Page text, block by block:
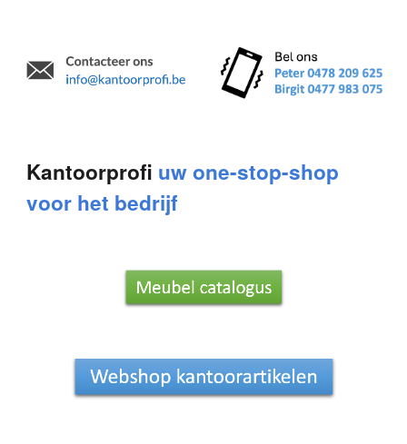
Kantoorprofi uw one-stop-shop
voor het bedrijf